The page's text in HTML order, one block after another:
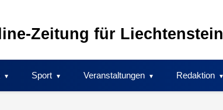
Zeitung für Liechtenstein
Sport Veranstaltungen Redaktion